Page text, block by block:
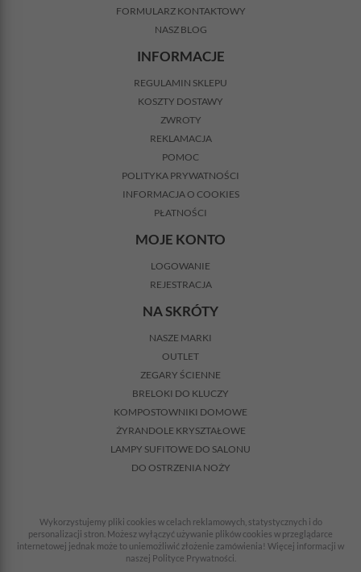
FORMULARZ KONTAKTOWY
NASZ BLOG
INFORMACJE
REGULAMIN SKLEPU
KOSZTY DOSTAWY
ZWROTY
REKLAMACJA
POMOC
POLITYKA PRYWATNOŚCI
INFORMACJA O COOKIES
PŁATNOŚCI
MOJE KONTO
LOGOWANIE
REJESTRACJA
NA SKRÓTY
NASZE MARKI
OUTLET
ZEGARY ŚCIENNE
BRELOKI DO KLUCZY
KOMPOSTOWNIKI DOMOWE
ŻYRANDOLE KRYSZTAŁOWE
LAMPY SUFITOWE DO SALONU
DO OSTRZENIA NOŻY
Wykorzystujemy pliki cookies w celach reklamowych, statystycznych i do
personalizacji stron. Możesz wyłączyć używanie plików cookies w przeglądarce
internetowej jednak może to uniemożliwić złożenie zamówienia! Więcej informacji w
naszej Polityce Prywatności.